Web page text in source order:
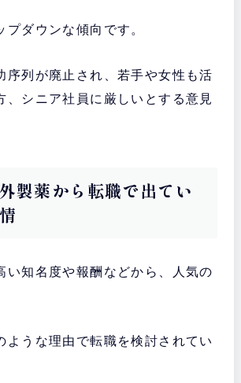
プダウンな傾向です。
序列が廃止され、若手や女性も活
、シニア社員に厳しいとする意見
製薬から転職で出てい
い知名度や報酬などから、人気の
ような理由で転職を検討されてい